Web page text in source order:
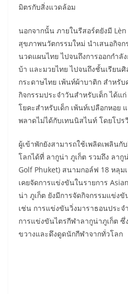
มิตรกับสิ่งแวดล้อม
นอกจากนั้น ภายในรีสอร์ตยังมี Lèn
สุขภาพนวัตกรรมใหม่ นำเสนอกิจก
นวดแผนไทย ไปจนถึงการออกกำลั
บ้า และมวยไทย ไปจนถึงชั้นเรียน
กระดาษไทย เพ้นท์ผ้าบาติก สำหรั
กิจกรรมประจำวันสำหรับเด็ก ได้แ
โยคะสำหรับเด็ก เพ้นท์เปลือกหอย
พลาดไม่ได้กับเทนนิสไนท์ โดยโปร
ผู้เข้าพักยังสามารถใช้เพลิดเพลิน
โลกได้ที่ ลากูน่า ภูเก็ต รวมถึง ลากู
Golf Phuket) สนามกอล์ฟ 18 หลุม
เคยจัดการแข่งขันในรายการ
น่า ภูเก็ต ยังมีการจัดกิจกรรมแข่ง
เช่น การแข่งขันวิ่งมาราธอนประจ
การแข่งขันไตรกีฬาลากูน่าภูเก็ต ซึ่
ขวางและดึงดูดนักกีฬาจากทั่วโลก